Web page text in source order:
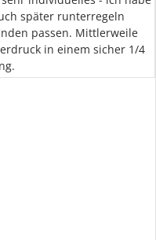
später runterregeln
passen. Mittlerweile
in einem sicher 1/4